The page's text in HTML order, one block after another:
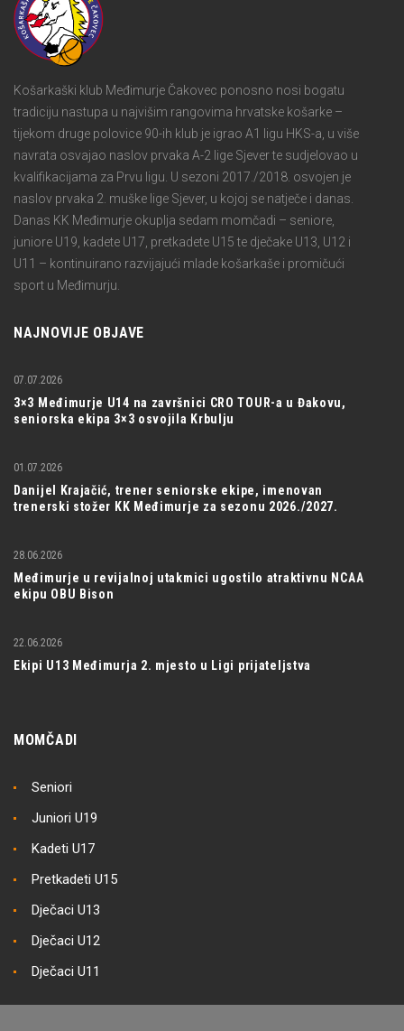
Košarkaški klub Međimurje Čakovec ponosno nosi bogatu
tradiciju nastupa u najvišim rangovima hrvatske košarke –
tijekom druge polovice 90-ih klub je igrao A1 ligu HKS-a, u više
navrata osvajao naslov prvaka A-2 lige Sjever te sudjelovao u
kvalifikacijama za Prvu ligu. U sezoni 2017./2018. osvojen je
naslov prvaka 2. muške lige Sjever, u kojoj se natječe i danas.
Danas KK Međimurje okuplja sedam momčadi – seniore,
juniore U19, kadete U17, pretkadete U15 te dječake U13, U12 i
U11 – kontinuirano razvijajući mlade košarkaše i promičući
sport u Međimurju.
NAJNOVIJE OBJAVE
3×3 Međimurje U14 na završnici CRO TOUR-a u Đakovu,
seniorska ekipa 3×3 osvojila Krbulju
07.07.2026
Danijel Krajačić, trener seniorske ekipe, imenovan
trenerski stožer KK Međimurje za sezonu 2026./2027.
01.07.2026
Međimurje u revijalnoj utakmici ugostilo atraktivnu NCAA
ekipu OBU Bison
28.06.2026
Ekipi U13 Međimurja 2. mjesto u Ligi prijateljstva
22.06.2026
MOMČADI
Seniori
Juniori U19
Kadeti U17
Pretkadeti U15
Dječaci U13
Dječaci U12
Dječaci U11